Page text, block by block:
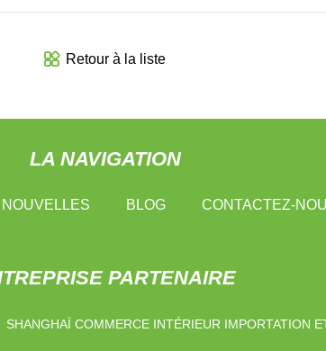
Retour à la liste
LA NAVIGATION
NOUVELLES BLOG CONTACTEZ-
PARTENAIRE
SHANGHAÏ COMMERCE INTÉRIEUR IMPORTATION